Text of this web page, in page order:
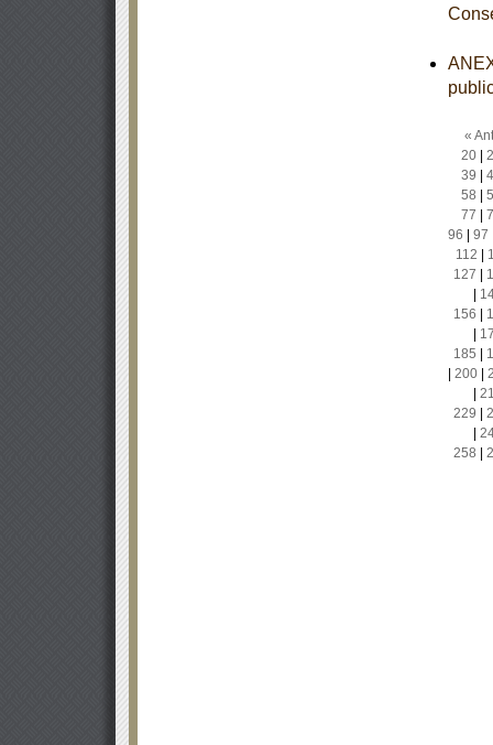
«
20|
39
58
77
96
97
112
127
156
185
200|
229
258